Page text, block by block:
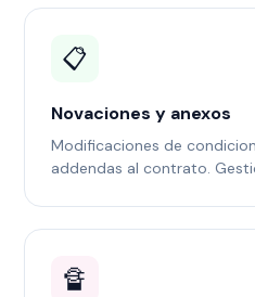
📋
Novaciones y anexos
Modificaciones de
addendas al contrato.
🔏